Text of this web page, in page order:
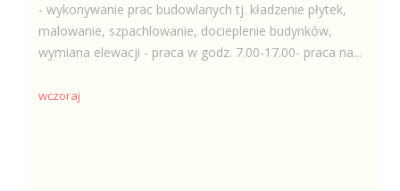
- wykonywanie prac budowlanych tj. kładzenie płytek,
malowanie, szpachlowanie, docieplenie budynków,
wymiana elewacji - praca w godz. 7.00-17.00- praca na...
wczoraj